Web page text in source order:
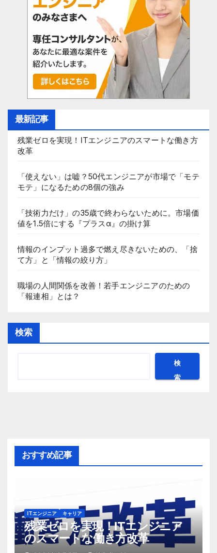
最新記事
残業ゼロを実現！ITエンジニアのスマートな働き方
改革
「使えない」は嘘？50代エンジニアが市場で「モテ
モテ」になるための8個の強み
「技術力だけ」の35歳で終わらないために。市場価
値を1.5倍にする『プラスα』の掛け算
情報のインプット過多で燃え尽きないための、「捨
て方」と「情報の絞り方」
職場の人間関係を改善！若手エンジニアのための
「報連相」とは？
検索
検
索
おすすめ記事
ITエンジニア キャリア
残業ゼロを実現！ITエンジニア
のスマートな働き方改革